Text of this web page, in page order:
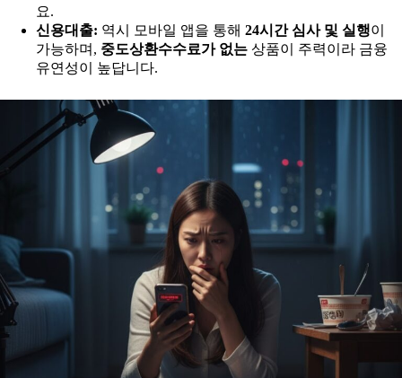
요.
신용대출: 역시 모바일 앱을 통해 24시간 심사 및 실행이
가능하며, 중도상환수수료가 없는 상품이 주력이라 금융
유연성이 높답니다.